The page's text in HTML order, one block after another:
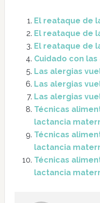
El reataque de
El reataque de
El reataque de
Cuidado con
Las alergias
Las alergias
Las alergias
Técnicas
lactancia
Técnicas
lactancia
Técnicas
lactancia